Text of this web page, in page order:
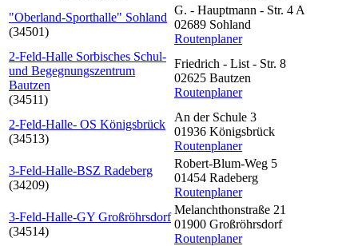
"Oberland-Sporthalle" Sohland
(34501)
G. - Hauptmann - Str. 4 A
02689 Sohland
Routenplaner
2-Feld-Halle Sorbisches Schul-
und Begegnungszentrum
Bautzen
(34511)
Friedrich - List - Str. 8
02625 Bautzen
Routenplaner
2-Feld-Halle- OS Königsbrück
(34513)
An der Schule 3
01936 Königsbrück
Routenplaner
3-Feld-Halle-BSZ Radeberg
(34209)
Robert-Blum-Weg 5
01454 Radeberg
Routenplaner
3-Feld-Halle-GY Großröhrsdorf
(34514)
Melanchthonstraße 21
01900 Großröhrsdorf
Routenplaner